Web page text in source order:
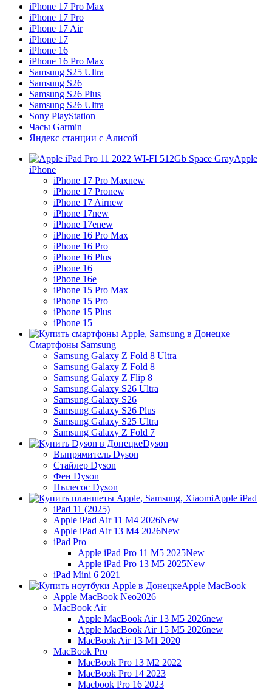
iPhone 17 Pro Max
iPhone 17 Pro
iPhone 17 Air
iPhone 17
iPhone 16
iPhone 16 Pro Max
Samsung S25 Ultra
Samsung S26
Samsung S26 Plus
Samsung S26 Ultra
Sony PlayStation
Часы Garmin
Яндекс станции с Алисой
Apple
iPhone
iPhone 17 Pro Maxnew
iPhone 17 Pronew
iPhone 17 Airnew
iPhone 17new
iPhone 17enew
iPhone 16 Pro Max
iPhone 16 Pro
iPhone 16 Plus
iPhone 16
iPhone 16e
iPhone 15 Pro Max
iPhone 15 Pro
iPhone 15 Plus
iPhone 15
Смартфоны Samsung
Samsung Galaxy Z Fold 8 Ultra
Samsung Galaxy Z Fold 8
Samsung Galaxy Z Flip 8
Samsung Galaxy S26 Ultra
Samsung Galaxy S26
Samsung Galaxy S26 Plus
Samsung Galaxy S25 Ultra
Samsung Galaxy Z Fold 7
Dyson
Выпрямитель Dyson
Стайлер Dyson
Фен Dyson
Пылесос Dyson
Apple iPad
iPad 11 (2025)
Apple iPad Air 11 M4 2026New
Apple iPad Air 13 M4 2026New
iPad Pro
Apple iPad Pro 11 M5 2025New
Apple iPad Pro 13 M5 2025New
iPad Mini 6 2021
Apple MacBook
Apple MacBook Neo2026
MacBook Air
Apple MacBook Air 13 M5 2026new
Apple MacBook Air 15 M5 2026new
MacBook Air 13 M1 2020
MacBook Pro
MacBook Pro 13 M2 2022
MacBook Pro 14 2023
Macbook Pro 16 2023